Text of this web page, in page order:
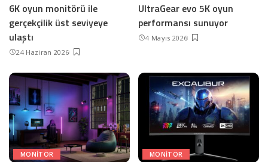
6K oyun monitörü ile
gerçekçilik üst seviyeye
ulaştı
24 Haziran 2026
UltraGear evo 5K oyun
performansı sunuyor
4 Mayıs 2026
MONITÖR MONITÖR